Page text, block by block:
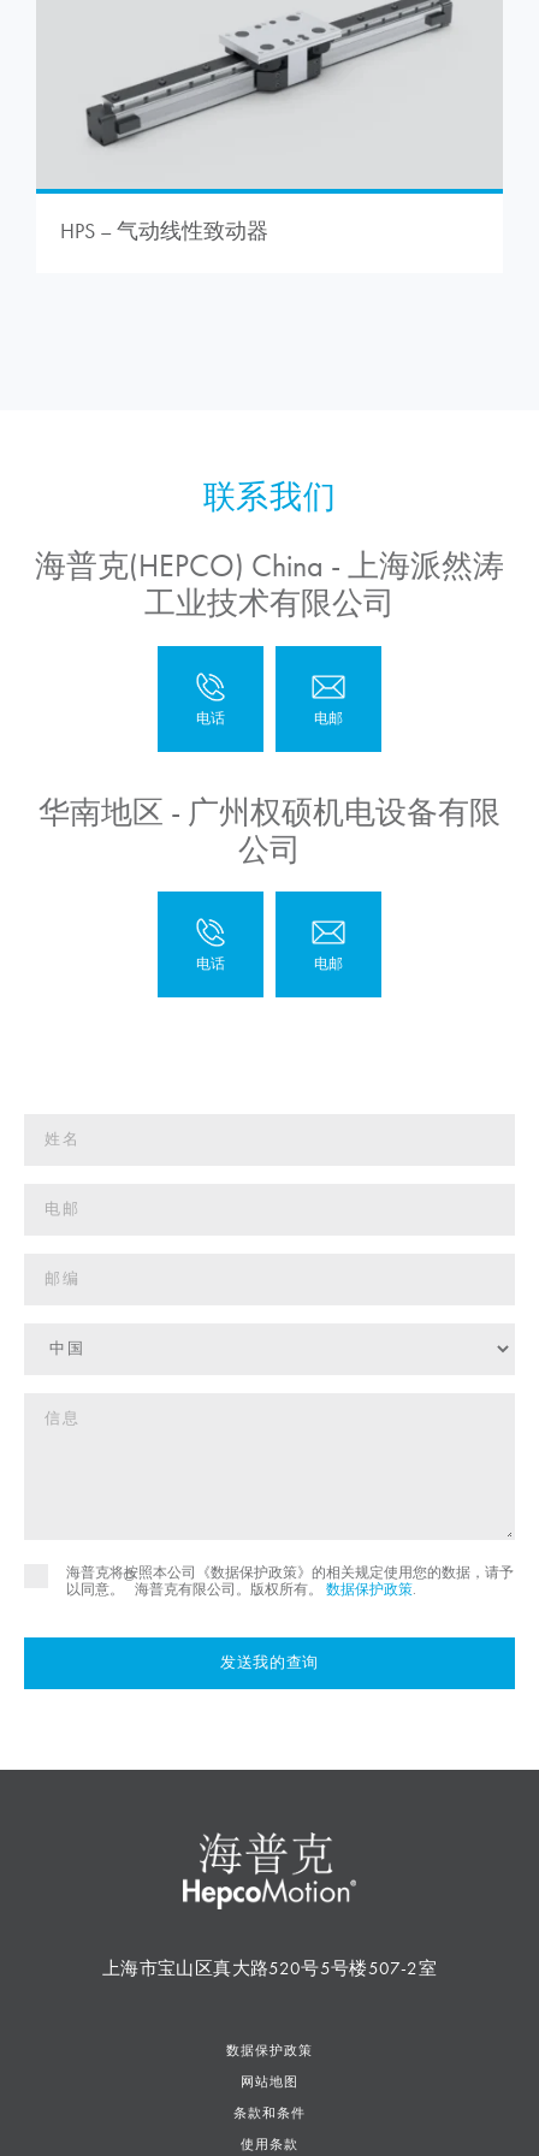
HPS – 气动线性致动器
海普克(HEPCO) China - 上海派然涛
工业技术有限公司
华南地区 - 广州权硕机电设备有限
公司
海普克将按照本公司《数据保护政策》的相关规定使用您的数据，请予
以同意。
©
海普克有限公司。版权所有。 数据保护政策
发送我的查询
上海市宝山区真大路520号5号楼507-2室
数据保护政策
网站地图
条款和条件
使用条款